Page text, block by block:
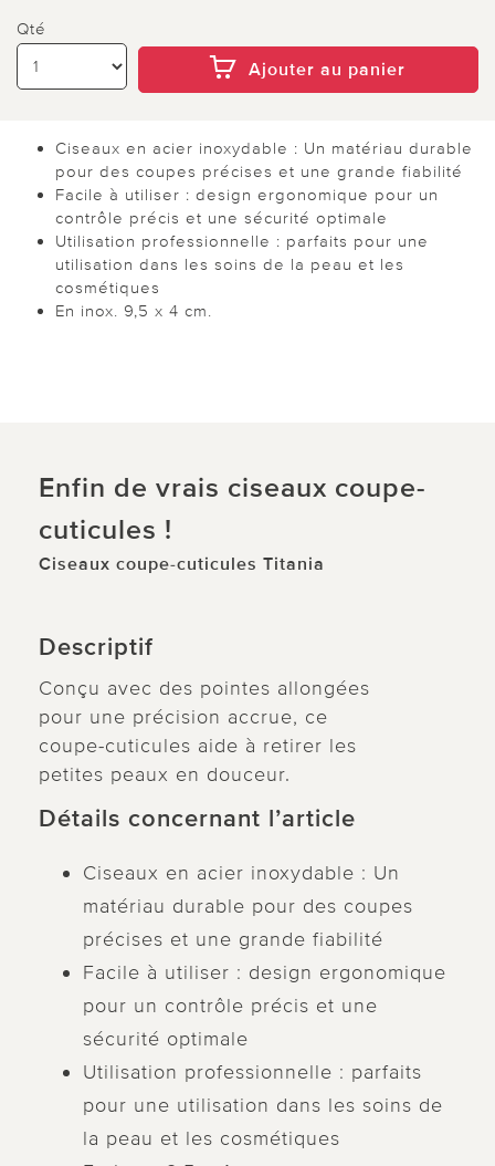
Qté
Ajouter au panier
Ciseaux en acier inoxydable : Un matériau durable
pour des coupes précises et une grande fiabilité
Facile à utiliser : design ergonomique pour un
contrôle précis et une sécurité optimale
Utilisation professionnelle : parfaits pour une
utilisation dans les soins de la peau et les
cosmétiques
En inox. 9,5 x 4 cm.
Enfin de vrais ciseaux coupe-
cuticules !
Ciseaux coupe-cuticules Titania
Descriptif
Conçu avec des pointes allongées
pour une précision accrue, ce
coupe-cuticules aide à retirer les
petites peaux en douceur.
Détails concernant l’article
Ciseaux en acier inoxydable : Un
matériau durable pour des coupes
précises et une grande fiabilité
Facile à utiliser : design ergonomique
pour un contrôle précis et une
sécurité optimale
Utilisation professionnelle : parfaits
pour une utilisation dans les soins de
la peau et les cosmétiques